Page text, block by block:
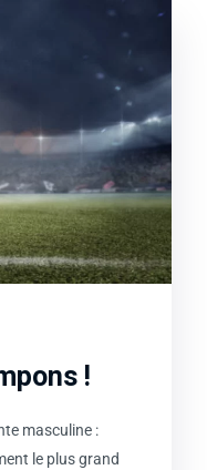
!
masculine :
le plus grand